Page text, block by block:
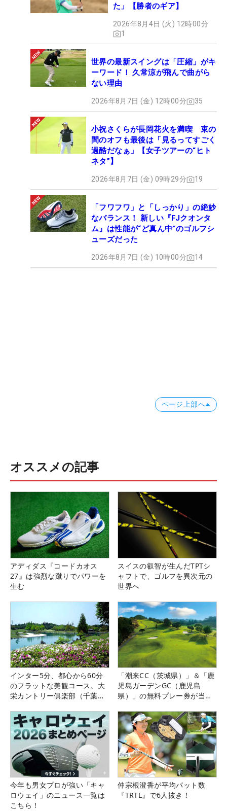
た」【勝者のギア】
2026年8月4日 (火) 12時00分
1
世界の最新スイングは「圧縮」がキ
ーワード！ 久常涼が飛んで曲がら
ない理由
2026年8月7日 (金) 12時00分 35
小祝さくらが長岡花火を満喫 束の
間のオフも最後は「見るってすごく
過酷だなぁ」【女子ツアーの“ヒト
ネタ”】
2026年8月7日 (金) 09時29分 19
「フワフワ」と「しっかり」の絶妙
なバランス！ 新しい『FJクオンタ
ム』は性能が“ど真ん中”のゴルフシ
ューズだった
2026年8月7日 (金) 10時00分 14
ページ上部へ
オススメの記事
アディダス『コードカオス
27』は強烈な蹴りでパワーを
生む
スイスの叡智が生んだTPTシ
ャフトで、ゴルフを異次元の
世界へ
インター5分、都心から60分
のフラットな美観コース。大
栄カントリー俱楽部（千葉
「潮来CC（茨城県）」＆「鹿
児島ガーデンGC（鹿児島
県）」の無料プレー券が当た
今年も男女プロが強い「キャ
ロウェイ」のニュース一覧は
こちら！
仲宗根澄香が平均パット数
『TRTL』で6人抜き！